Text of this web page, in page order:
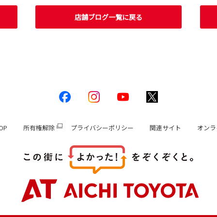
店舗ブログ一覧に戻る
所有権解除 プライバシーポリシー 関連サイト オン